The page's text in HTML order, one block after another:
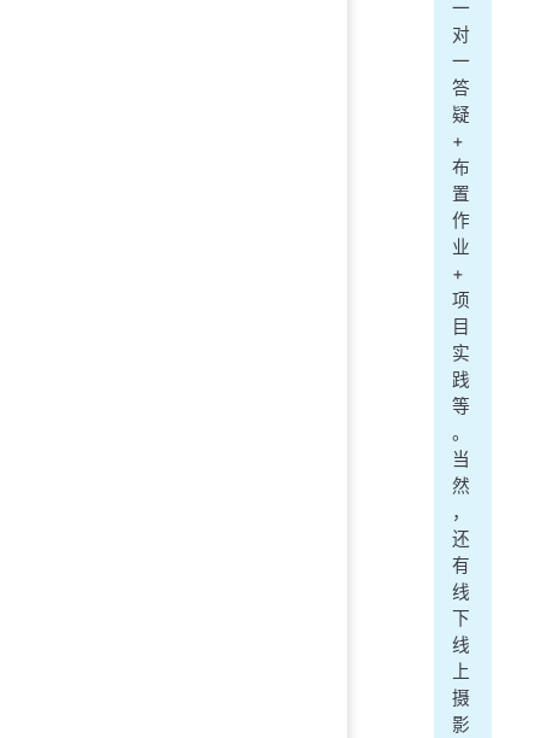
一
对
一
答
疑
+
布
置
作
业
+
项
目
实
践
等
。
当
然
，
还
有
线
下
线
上
摄
影